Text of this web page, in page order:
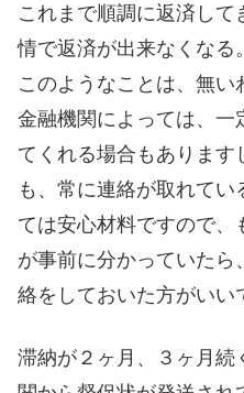
これまで順調に返済し
情で返済が出来なくなる。
このようなことは、無い
金融機関によっては、一
てくれる場合もあります
も、常に連絡が取れて
ては安心材料ですので、
が事前に分かっていたら
絡をしておいた方がいい
滞納が２ヶ月、３ヶ月続